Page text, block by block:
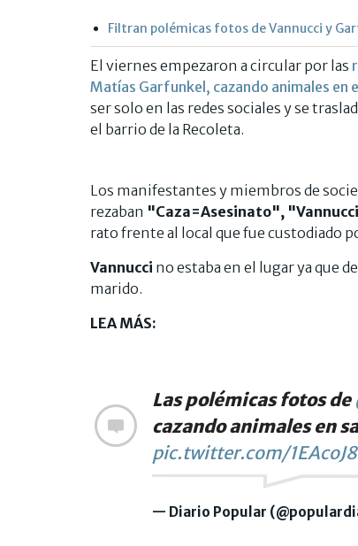
Filtran polémicas fotos de Vannucci y
El viernes empezaron a circular por las
Matías Garfunkel, cazando animales en
ser solo en las redes sociales y se
el barrio de la Recoleta.
Los manifestantes y miembros de
rezaban "Caza=Asesinato",
rato frente al local que fue custodiado
Vannucci no estaba en el lugar ya que
marido.
LEA MÁS:
Las polémicas fotos de
cazando animales en
pic.twitter.com/
— Diario Popular